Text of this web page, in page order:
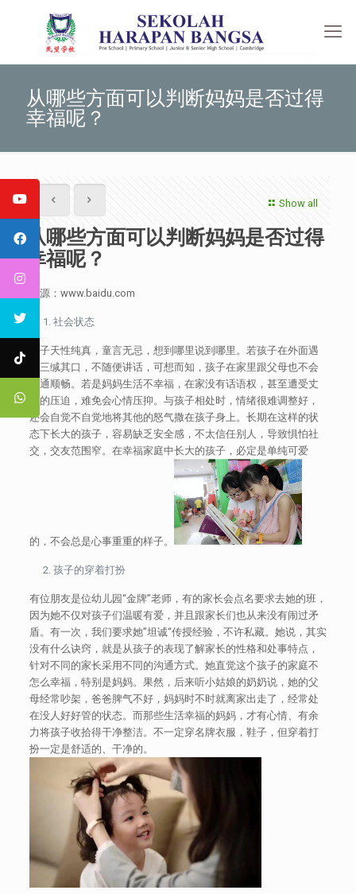
从哪些方面可以判断妈妈是否过得
幸福呢？
Show all
从哪些方面可以判断妈妈是否过得
幸福呢？
来源：www.baidu.com
社会状态
孩子天性纯真，童言无忌，想到哪里说到哪里。若孩子在外面遇
事三缄其口，不随便讲话，可想而知，孩子在家里跟父母也不会
沟通顺畅。若是妈妈生活不幸福，在家没有话语权，甚至遭受丈
夫的压迫，难免会心情压抑。与孩子相处时，情绪很难调整好，
还会自觉不自觉地将其他的怒气撒在孩子身上。长期在这样的状
态下长大的孩子，容易缺乏安全感，不太信任别人，导致惧怕社
交，交友范围窄。在幸福家庭中长大的孩子，必定是单纯可爱
的，不会总是心事重重的样子。
孩子的穿着打扮
有位朋友是位幼儿园“金牌”老师，有的家长会点名要求去她的班，
因为她不仅对孩子们温暖有爱，并且跟家长们也从来没有闹过矛
盾。有一次，我们要求她”坦诚“传授经验，不许私藏。她说，其实
没有什么诀窍，就是从孩子的表现了解家长的性格和处事特点，
针对不同的家长采用不同的沟通方式。她直觉这个孩子的家庭不
怎么幸福，特别是妈妈。果然，后来听小姑娘的奶奶说，她的父
母经常吵架，爸爸脾气不好，妈妈时不时就离家出走了，经常处
在没人好好管的状态。而那些生活幸福的妈妈，才有心情、有余
力将孩子收拾得干净整洁。不一定穿名牌衣服，鞋子，但穿着打
扮一定是舒适的、干净的。